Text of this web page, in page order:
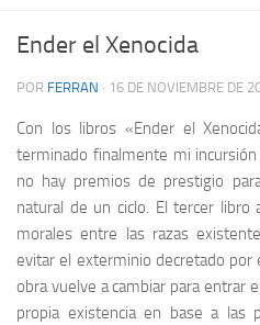
Ender el Xenocida
POR FERRAN · 16 DE NOVIEMBRE DE
Con los libros «Ender el
terminado finalmente mi
no hay premios de prestigio
natural de un ciclo. El tercer libro
morales entre las razas
evitar el exterminio decretado por
obra vuelve a cambiar para entrar
propia existencia en base a las